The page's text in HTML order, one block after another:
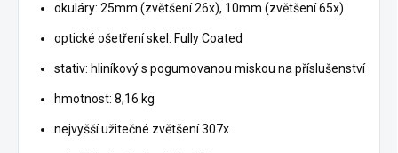
okuláry: 25mm (zvětšení 26x), 10mm (zvětšení 65x)
optické ošetření skel: Fully Coated
stativ: hliníkový s pogumovanou miskou na příslušenství
hmotnost: 8,16 kg
nejvyšší užitečné zvětšení 307x